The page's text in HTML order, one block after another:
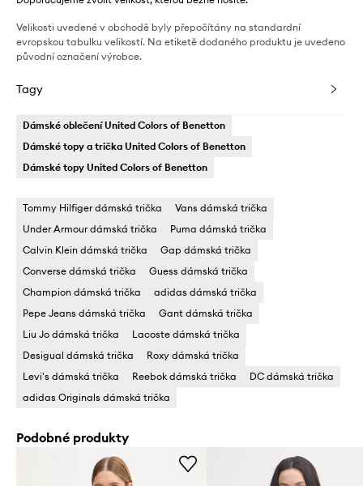
Velikosti uvedené v obchodě byly přepočítány na standardní
evropskou tabulku velikostí. Na etiketě dodaného produktu je uvedeno
původní označení výrobce.
Tagy
Dámské oblečení United Colors of Benetton
Dámské topy a trička United Colors of Benetton
Dámské topy United Colors of Benetton
Tommy Hilfiger dámská trička
Vans dámská trička
Under Armour dámská trička
Puma dámská trička
Calvin Klein dámská trička
Gap dámská trička
Converse dámská trička
Guess dámská trička
Champion dámská trička
adidas dámská trička
Pepe Jeans dámská trička
Gant dámská trička
Liu Jo dámská trička
Lacoste dámská trička
Desigual dámská trička
Roxy dámská trička
Levi's dámská trička
Reebok dámská trička
DC dámská trička
adidas Originals dámská trička
Podobné produkty